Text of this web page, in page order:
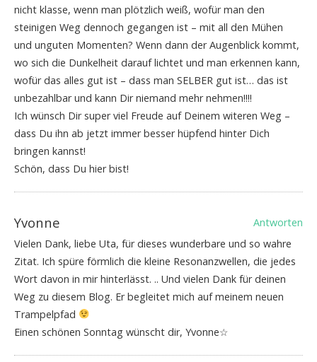
nicht klasse, wenn man plötzlich weiß, wofür man den
steinigen Weg dennoch gegangen ist – mit all den Mühen
und unguten Momenten? Wenn dann der Augenblick kommt,
wo sich die Dunkelheit darauf lichtet und man erkennen kann,
wofür das alles gut ist – dass man SELBER gut ist… das ist
unbezahlbar und kann Dir niemand mehr nehmen!!!!
Ich wünsch Dir super viel Freude auf Deinem witeren Weg –
dass Du ihn ab jetzt immer besser hüpfend hinter Dich
bringen kannst!
Schön, dass Du hier bist!
Yvonne
Antworten
Vielen Dank, liebe Uta, für dieses wunderbare und so wahre
Zitat. Ich spüre förmlich die kleine Resonanzwellen, die jedes
Wort davon in mir hinterlässt. .. Und vielen Dank für deinen
Weg zu diesem Blog. Er begleitet mich auf meinem neuen
Trampelpfad
Einen schönen Sonntag wünscht dir, Yvonne☆